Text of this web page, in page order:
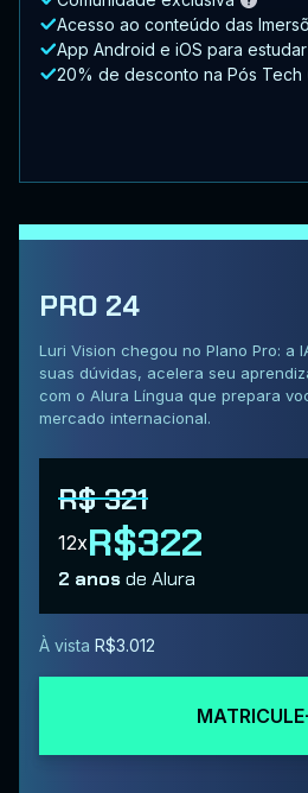
Acesso ao conteúdo das
App Android e iOS para
20% de desconto na Pós Tech
PRO 24
Luri Vision chegou no Plano Pro: a
suas dúvidas, acelera seu
com o Alura Língua que prepara
mercado internacional.
R$ 321
12xR$322
2 anosde Alura
À vista R$3.012